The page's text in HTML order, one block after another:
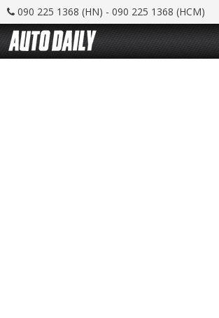
090 225 1368 (HN) - 090 225 1368 (HCM)